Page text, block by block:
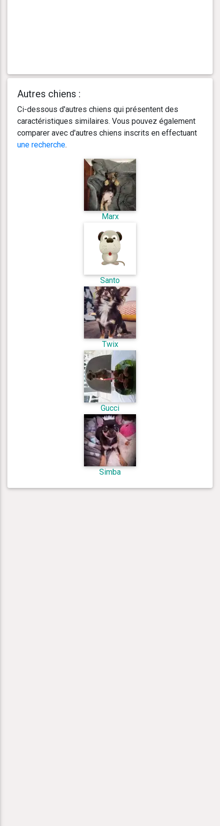
Autres chiens :
Ci-dessous d'autres chiens qui présentent des
caractéristiques similaires. Vous pouvez également
comparer avec d'autres chiens inscrits en effectuant
une recherche.
Marx
Santo
Twix
Gucci
Simba